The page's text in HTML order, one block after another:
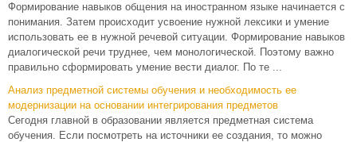
Формирование навыков общения на иностранном языке начинается с
понимания. Затем происходит усвоение нужной лексики и умение
использовать ее в нужной речевой ситуации. Формирование навыков
диалогической речи труднее, чем монологической. Поэтому важно
правильно сформировать умение вести диалог. По те ...
Анализ предметной системы обучения и необходимость ее
модернизации на основании интегрирования предметов
Сегодня главной в образовании является предметная система
обучения. Если посмотреть на источники ее создания, то можно